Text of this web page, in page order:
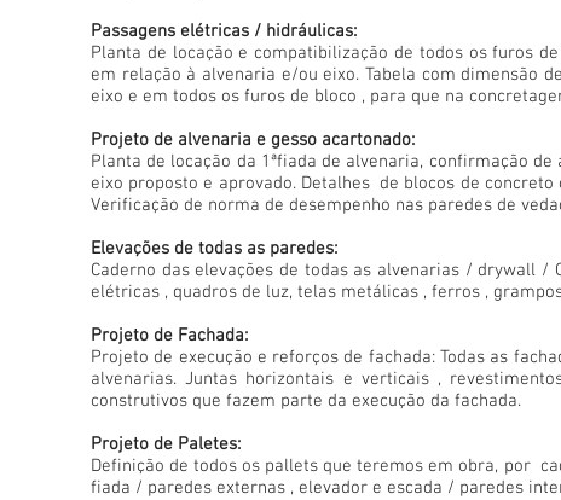
Passagens elétricas / hidráulicas:
Planta de locação e compatibilização de todos os furos
em relação à alvenaria e/ou eixo. Tabela com dimensão
eixo e em todos os furos de bloco , para que na
Projeto de alvenaria e gesso acartonado:
Planta de locação da 1ªfiada de alvenaria, confirmação
eixo proposto e aprovado. Detalhes de blocos de
Verificação de norma de desempenho nas paredes de
Elevações de todas as paredes:
Caderno das elevações de todas as alvenarias / drywall
elétricas , quadros de luz, telas metálicas , ferros ,
Projeto de Fachada:
Projeto de execução e reforços de fachada: Todas as
alvenarias. Juntas horizontais e verticais ,
construtivos que fazem parte da execução da fachada.
Projeto de Paletes:
Definição de todos os pallets que teremos em obra, por
fiada / paredes externas , elevador e escada / paredes